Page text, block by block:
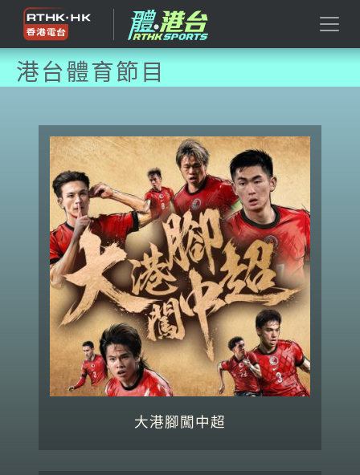
港台體育節目
大港腳闖中超